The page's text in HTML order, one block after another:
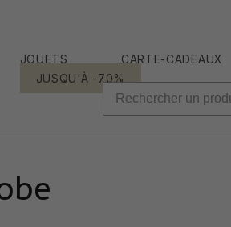
JOUETS
CARTE-CADEAUX
JUSQU'À -70%